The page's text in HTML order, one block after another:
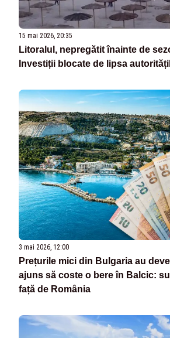
15 mai 2026, 20:35
Litoralul, nepregătit înainte de
Investiții blocate de lipsa
3 mai 2026, 12:00
Prețurile mici din Bulgaria au
ajuns să coste o bere în Balcic:
față de România